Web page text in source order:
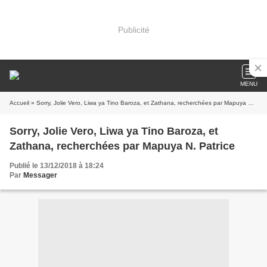
Publicité
MENU
Accueil » Sorry, Jolie Vero, Liwa ya Tino Baroza, et Zathana, recherchées par Mapuya N. Patrice
Sorry, Jolie Vero, Liwa ya Tino Baroza, et
Zathana, recherchées par Mapuya N. Patrice
Publié le 13/12/2018 à 18:24
Par Messager